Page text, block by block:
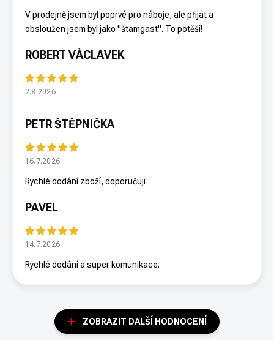
V prodejně jsem byl poprvé pro náboje, ale přijat a
obsloužen jsem byl jako "štamgast". To potěší!
ROBERT VÁCLAVEK
2.8.2026
PETR ŠTĚPNIČKA
16.7.2026
Rychlé dodání zboží, doporučuji
PAVEL
14.7.2026
Rychlé dodání a super komunikace.
ZOBRAZIT DALŠÍ HODNOCENÍ